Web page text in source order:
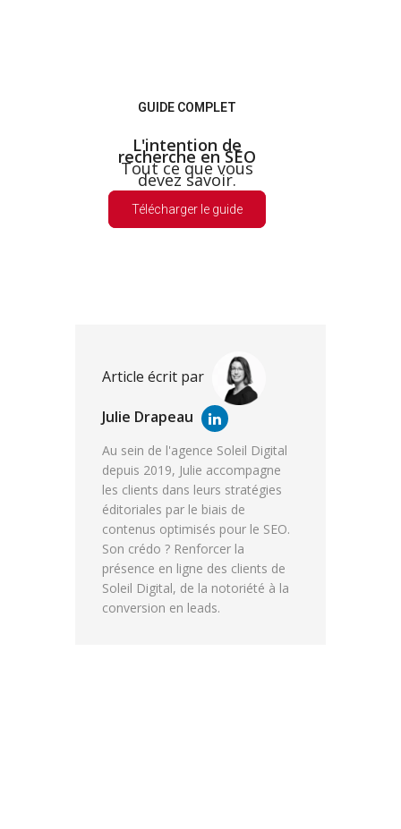
GUIDE COMPLET
L'intention de
recherche en SEO
Tout ce que vous
devez savoir.
Télécharger le guide
Article écrit par
Julie Drapeau
Au sein de l'agence Soleil Digital
depuis 2019, Julie accompagne
les clients dans leurs stratégies
éditoriales par le biais de
contenus optimisés pour le SEO.
Son crédo ? Renforcer la
présence en ligne des clients de
Soleil Digital, de la notoriété à la
conversion en leads.